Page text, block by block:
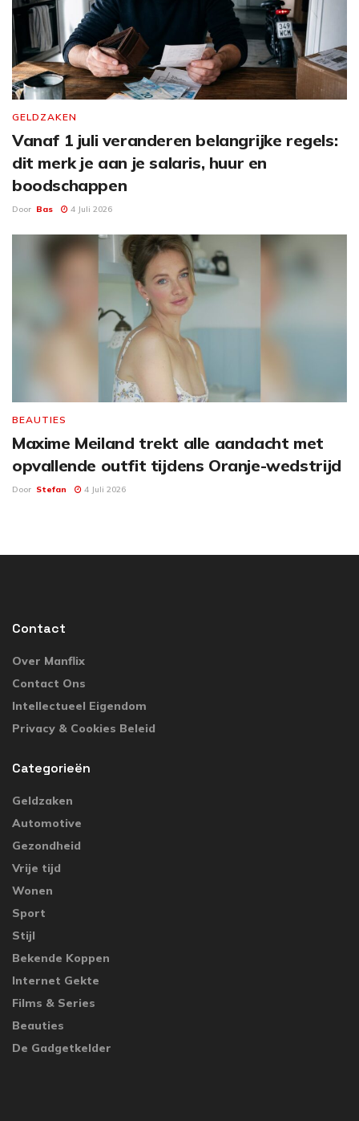
GELDZAKEN
Vanaf 1 juli veranderen belangrijke regels:
dit merk je aan je salaris, huur en
boodschappen
Door Bas 4 Juli 2026
BEAUTIES
Maxime Meiland trekt alle aandacht met
opvallende outfit tijdens Oranje-wedstrijd
Door Stefan 4 Juli 2026
Contact
Over Manflix
Contact Ons
Intellectueel Eigendom
Privacy & Cookies Beleid
Categorieën
Geldzaken
Automotive
Gezondheid
Vrije tijd
Wonen
Sport
Stijl
Bekende Koppen
Internet Gekte
Films & Series
Beauties
De Gadgetkelder